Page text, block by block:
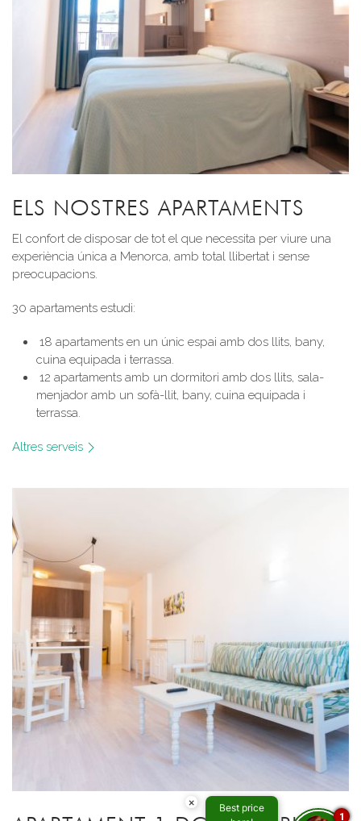
ELS NOSTRES APARTAMENTS
El confort de disposar de tot el que necessita per viure una
experiència única a Menorca, amb total llibertat i sense
preocupacions.
30 apartaments estudi:
18 apartaments en un únic espai amb dos llits, bany,
cuina equipada i terrassa.
12 apartaments amb un dormitori amb dos llits, sala-
menjador amb un sofà-llit, bany, cuina equipada i
terrassa.
Altres serveis
×
Best price
1